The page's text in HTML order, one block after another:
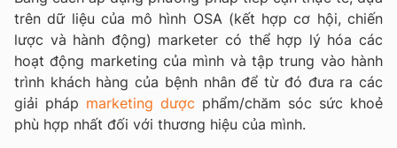
trên dữ liệu của mô hình OSA (kết hợp cơ hội, chiến
lược và hành động) marketer có thể hợp lý hóa các
hoạt động marketing của mình và tập trung vào hành
trình khách hàng của bệnh nhân để từ đó đưa ra các
giải pháp marketing dược phẩm/chăm sóc sức khoẻ
phù hợp nhất đối với thương hiệu của mình.